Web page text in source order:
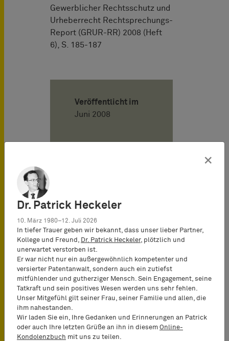
Gewerblicher Rechtsschutz und
Urheberrecht Rechtsprechungs-
Report (GRUR-RR) 2008 (Heft
6), S. 185-187
Veröffentlicht im
Juni 2008
Attorney-at-
Partner*
Philipe
Kutschke
Attorney-at-
(Rechtsanwalt),
Certified IP
×
Dr. Patrick Heckeler
10. März 1980–12. Juli 2026
In tiefer Trauer geben wir bekannt, dass unser lieber Partner,
Kollege und Freund,
Dr. Patrick Heckeler, plötzlich und
unerwartet verstorben ist.
Er war nicht nur ein außergewöhnlich kompetenter und
versierter Patentanwalt, sondern auch ein zutiefst
mitfühlender und gutherziger Mensch. Sein Engagement, seine
Tatkraft und sein positives Wesen werden uns sehr fehlen.
Unser Mitgefühl gilt seiner Frau, seiner Familie und allen, die
ihm nahestanden.
Wir laden Sie ein, Ihre Gedanken und Erinnerungen an Patrick
oder auch Ihre letzten Grüße an ihn in diesem Online-
Kondolenzbuch mit uns zu teilen.